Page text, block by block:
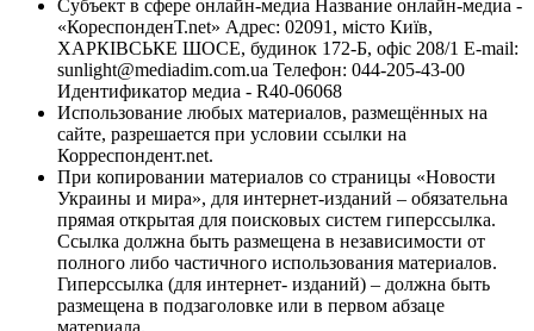
Субъект в сфере онлайн-медиа Название онлайн-медиа -
«КореспонденТ.net» Адрес: 02091, місто Київ,
ХАРКІВСЬКЕ ШОСЕ, будинок 172-Б, офіс 208/1 E-mail:
sunlight@mediadim.com.ua Телефон: 044-205-43-00
Идентификатор медиа - R40-06068
Использование любых материалов, размещённых на
сайте, разрешается при условии ссылки на
Корреспондент.net.
При копировании материалов со страницы «Новости
Украины и мира», для интернет-изданий – обязательна
прямая открытая для поисковых систем гиперссылка.
Ссылка должна быть размещена в независимости от
полного либо частичного использования материалов.
Гиперссылка (для интернет- изданий) – должна быть
размещена в подзаголовке или в первом абзаце
материала.